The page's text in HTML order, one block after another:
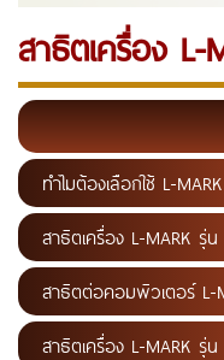
สาธิตเครื่อง L-
ทำไมต้องเลือกใช้ L-
สาธิตเครื่อง L-MARK รุ่น
สาธิตต่อคอมพิวเตอร์ L-
สาธิตเครื่อง L-MARK รุ่น